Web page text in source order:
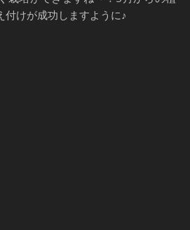
付けが成功しますように♪